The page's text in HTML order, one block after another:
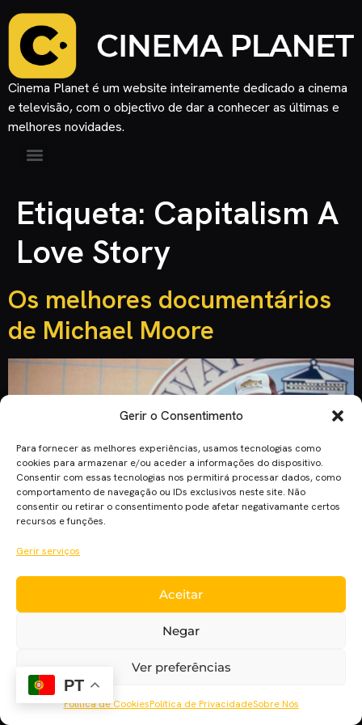
Gerir o Consentimento
Para fornecer as melhores experiências, usamos tecnologias como
cookies para armazenar e/ou aceder a informações do dispositivo.
Consentir com essas tecnologias nos permitirá processar dados, como
comportamento de navegação ou IDs exclusivos neste site. Não
consentir ou retirar o consentimento pode afetar negativamante certos
recursos e funções.
Gerir serviços
Aceitar
Negar
Ver preferências
Política de CookiesPolítica de PrivacidadeSobre Nós
Cinema Planet é um website inteiramente dedicado a cinema
e televisão, com o objectivo de dar a conhecer as últimas e
melhores novidades.
Etiqueta: Capitalism A
Love Story
Os melhores documentários
de Michael Moore
“E Agora Invadimos o Quê?”, em parte gravado em Portugal,
estreia esta semana. O Cinema Pla’net percorre os melhores
documentários de Michael Moore. Capitalismo: Uma História
Capitalism: A Love Story explora uma pergunta: “Qual o
preço que a América tem de pagar pelo seu amor pelo […]
PT